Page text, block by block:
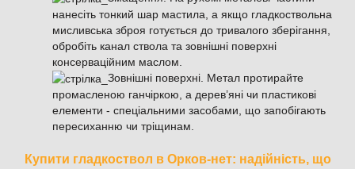
нанесіть тонкий шар мастила, а якщо гладкоствольна
мисливська зброя готується до тривалого зберігання,
обробіть канал ствола та зовнішні поверхні
консерваційним маслом.
Зовнішні поверхні. Метал протирайте
промасленою ганчіркою, а дерев’яні чи пластикові
елементи - спеціальними засобами, що запобігають
пересиханню чи тріщинам.
Купити гладкоствол в Орков-нет: надійність, що